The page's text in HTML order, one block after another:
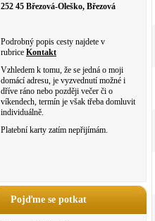
252 45 Březová-Oleško, Březová
Podrobný popis cesty najdete v
rubrice Kontakt
Vzhledem k tomu, že se jedná o moji
domácí adresu, je vyzvednutí možné i
dříve ráno nebo později večer či o
víkendech, termín je však třeba domluvit
individuálně.
Platební karty zatím nepřijímám.
Pojďme se potkat